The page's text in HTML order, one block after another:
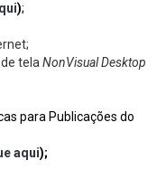
);
tela NonVisual Desktop
para Publicações do
aqui);